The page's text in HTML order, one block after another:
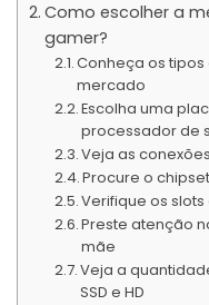
Como escolher a
gamer?
Conheça os
mercado
Escolha uma
processador de
Veja as
Procure o
Verifique os
Preste atenção
mãe
Veja a
SSD e HD